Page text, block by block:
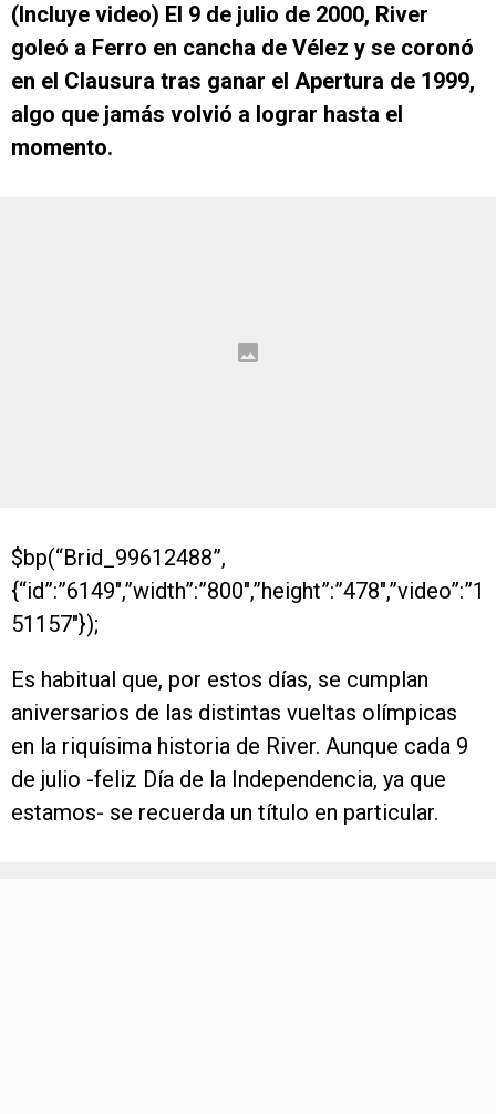
(Incluye video) El 9 de julio de 2000, River
goleó a Ferro en cancha de Vélez y se coronó
en el Clausura tras ganar el Apertura de 1999,
algo que jamás volvió a lograr hasta el
momento.
$bp(“Brid_99612488”,
{“id”:”6149″,”width”:”800″,”height”:”478″,”video”:”1
51157″});
Es habitual que, por estos días, se cumplan
aniversarios de las distintas vueltas olímpicas
en la riquísima historia de River. Aunque cada 9
de julio -feliz Día de la Independencia, ya que
estamos- se recuerda un título en particular.